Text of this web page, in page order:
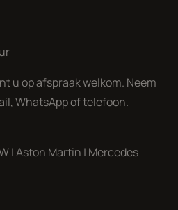
u op afspraak welkom. Neem
WhatsApp of telefoon.
|Aston Martin | Mercedes